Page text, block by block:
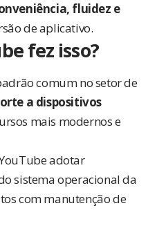
fluidez e
de aplicativo.
fez isso?
comum no setor de
a dispositivos
mais modernos e
adotar
sistema operacional da
com manutenção de